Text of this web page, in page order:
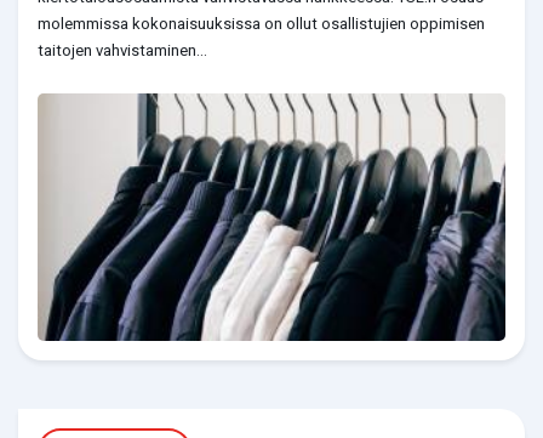
molemmissa kokonaisuuksissa on ollut osallistujien oppimisen
taitojen vahvistaminen...